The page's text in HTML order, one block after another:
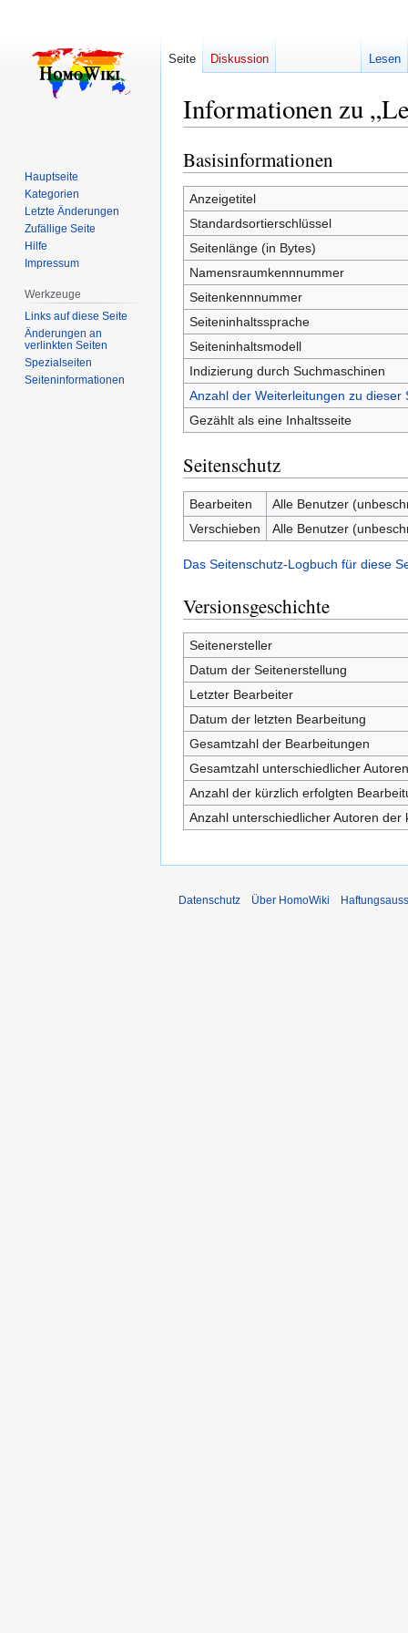
Informationen zu
Zur
Navigation
springen
Zur
Suche
springen
Basisinformationen
Anzeigetitel
Standardsortierschlüssel
Seitenlänge (in Bytes)
Namensraumkennnummer
Seitenkennnummer
Seiteninhaltssprache
Seiteninhaltsmodell
Indizierung durch Suchmaschinen
Anzahl der Weiterleitungen zu dieser
Gezählt als eine Inhaltsseite
Seitenschutz
Bearbeiten
Alle Benutzer
Verschieben
Alle Benutzer
Das Seitenschutz-Logbuch für diese
Versionsgeschichte
Seitenersteller
Datum der Seitenerstellung
Letzter Bearbeiter
Datum der letzten Bearbeitung
Gesamtzahl der Bearbeitungen
Gesamtzahl unterschiedlicher Autoren
Anzahl der kürzlich erfolgten
Anzahl unterschiedlicher Autoren
Seite Diskussion Lesen
Hauptseite
Kategorien
Letzte Änderungen
Zufällige Seite
Hilfe
Impressum
Werkzeuge
Links auf diese Seite
Änderungen an
verlinkten Seiten
Spezialseiten
Seiten­­informationen
Datenschutz Über HomoWiki